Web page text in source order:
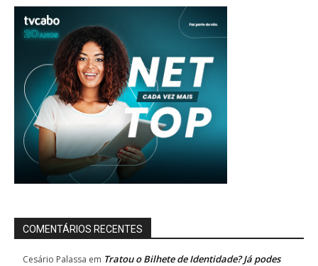
COMENTÁRIOS RECENTES
Cesário Palassa em Tratou o Bilhete de Identidade? Já podes